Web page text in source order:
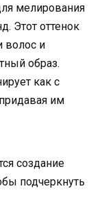
мелирования
Этот оттенок
волос и
образ.
как с
им
создание
подчеркнуть